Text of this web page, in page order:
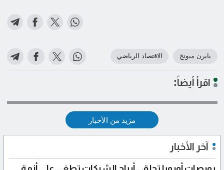
بايرن ميونخ الاقتصاد الرياضي
اقرأ أيضاً:
مزيد من الأخبار
آخر الأخبار